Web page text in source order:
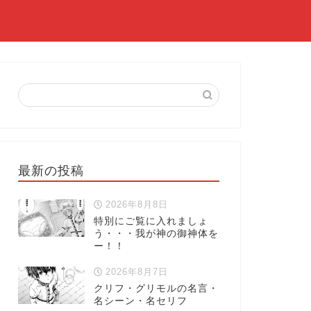
最新の投稿
2026年8月8日
特別にご覧に入れましょ
う・・・我が神の御神体を
ー！！
2026年8月7日
クリフ・グリモルの名言・
名シーン・名セリフ